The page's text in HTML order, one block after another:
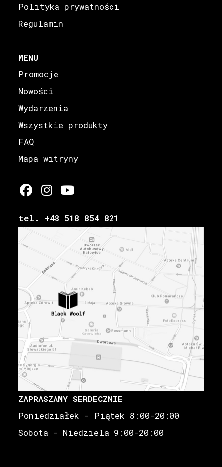
Polityka prywatności
Regulamin
MENU
Promocje
Nowości
Wydarzenia
Wszystkie produkty
FAQ
Mapa witryny
tel. +48 518 854 821
ZAPRASZAMY SERDECZNIE
Poniedziałek - Piątek 8:00-20:00
Sobota - Niedziela 9:00-20:00